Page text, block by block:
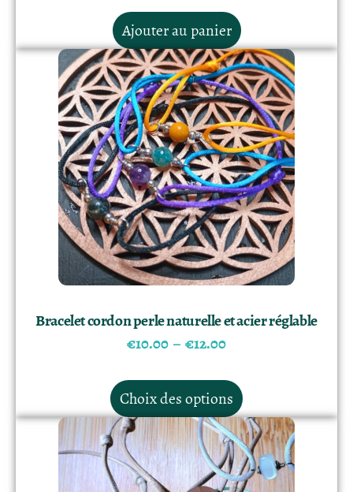
Ajouter au panier
Bracelet cordon perle naturelle et acier réglable
€10.00–€12.00
Choix des options